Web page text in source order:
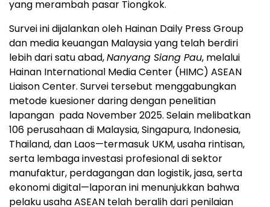
yang merambah pasar Tiongkok.
Survei ini dijalankan oleh Hainan Daily Press Group
dan media keuangan Malaysia yang telah berdiri
lebih dari satu abad,Nanyang Siang Pau, melalui
Hainan International Media Center (HIMC) ASEAN
Liaison Center. Survei tersebut menggabungkan
metode kuesioner daring dengan penelitian
lapangan pada November 2025. Selain melibatkan
106 perusahaan di Malaysia, Singapura, Indonesia,
Thailand, dan Laos—termasuk UKM, usaha rintisan,
serta lembaga investasi profesional di sektor
manufaktur, perdagangan dan logistik, jasa, serta
ekonomi digital—laporan ini menunjukkan bahwa
pelaku usaha ASEAN telah beralih dari penilaian